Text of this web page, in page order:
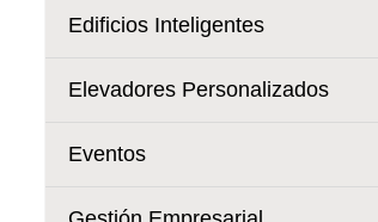
Edificios Inteligentes
Elevadores Personalizados
Eventos